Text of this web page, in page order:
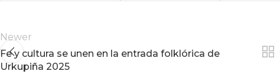
Newer
Fe y cultura se unen en la entrada folklórica de
Urkupiña 2025